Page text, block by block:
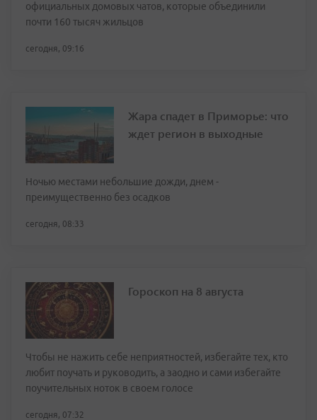
официальных домовых чатов, которые объединили
почти 160 тысяч жильцов
сегодня, 09:16
Жара спадет в Приморье: что
ждет регион в выходные
Ночью местами небольшие дожди, днем -
преимущественно без осадков
сегодня, 08:33
Гороскоп на 8 августа
Чтобы не нажить себе неприятностей, избегайте тех, кто
любит поучать и руководить, а заодно и сами избегайте
поучительных ноток в своем голосе
сегодня, 07:32